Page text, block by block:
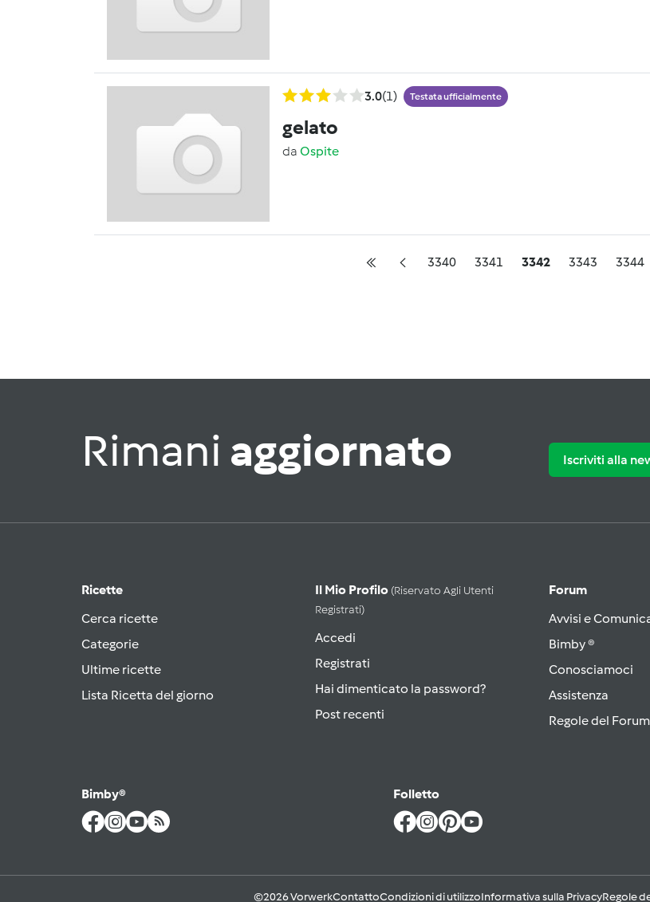
3.0(1) Testata ufficialmente
gelato
da Ospite
3340 3341 3342 3343 3344
Rimani aggiornato Iscriviti alla
Ricette
Cerca ricette
Categorie
Ultime ricette
Lista Ricetta del giorno
Il Mio Profilo (riservato Agli Utenti
Registrati)
Accedi
Registrati
Hai dimenticato la password?
Post recenti
Forum
Avvisi e
Bimby ®
Conosciamoci
Assistenza
Regole del
Bimby® Folletto
©2026 VorwerkContattoCondizioni di utilizzoInformativa sulla PrivacyRegole